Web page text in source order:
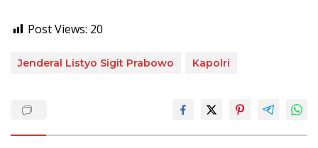
Post Views: 20
Jenderal Listyo Sigit Prabowo Kapolri